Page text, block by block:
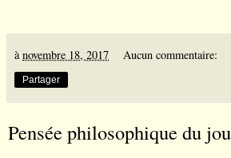
à novembre 18, 2017 Aucun commentaire:
Partager
Pensée philosophique du